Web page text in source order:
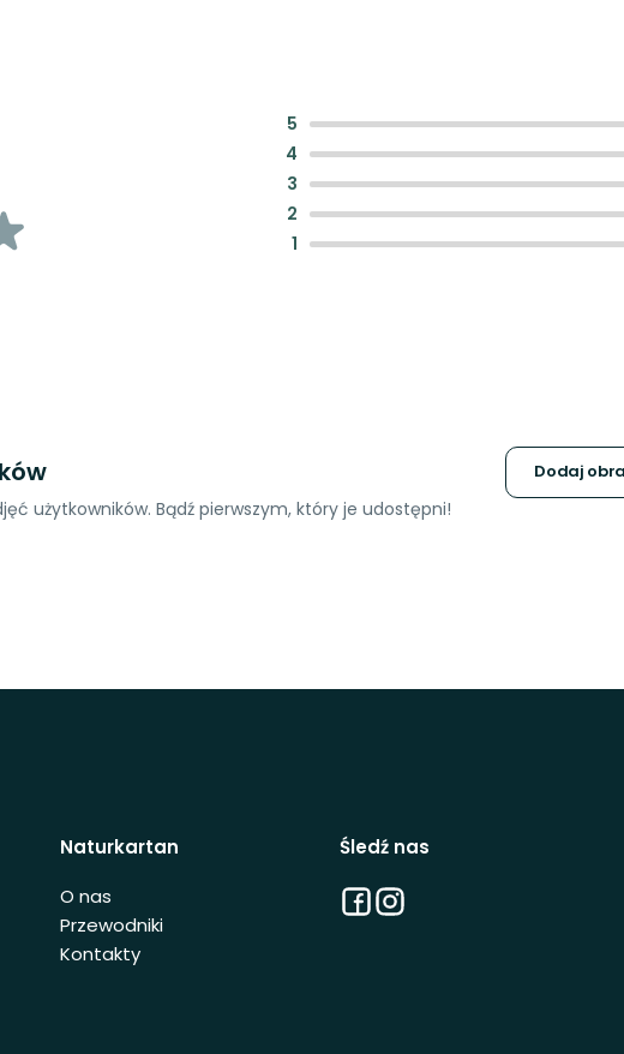
5
4
3
2
1
Dodaj
użytkowników. Bądź pierwszym, który je udostępni!
Naturkartan
O nas
Przewodniki
Kontakty
Śledź nas
Facebook
Instagram